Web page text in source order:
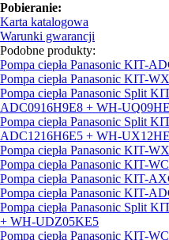
Pobieranie:
Karta katalogowa
Warunki gwarancji
Podobne produkty:
Pompa ciepła Panasonic KIT-
Pompa ciepła Panasonic KIT-
Pompa ciepła Panasonic Split
ADC0916H9E8 + WH-
Pompa ciepła Panasonic Split
ADC1216H6E5 + WH-
Pompa ciepła Panasonic KIT-
Pompa ciepła Panasonic KIT-
Pompa ciepła Panasonic KIT-
Pompa ciepła Panasonic KIT-
Pompa ciepła Panasonic Split
+ WH-UDZ05KE5
Pompa ciepła Panasonic KIT-